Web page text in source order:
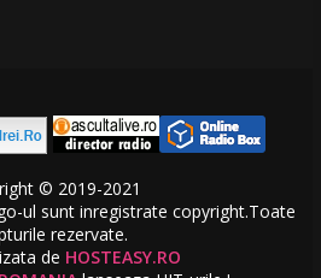
© 2019-2021
ul sunt inregistrate copyright.Toate
rezervate.
de HOSTEASY.RO